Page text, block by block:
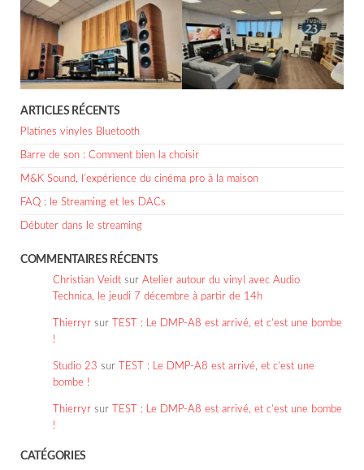
ARTICLES RÉCENTS
Platines vinyles Bluetooth
Barre de son : Comment bien la choisir
M&K Sound, l’expérience du cinéma pro à la maison
FAQ : le Streaming et les DACs
Débuter dans le streaming
COMMENTAIRES RÉCENTS
Christian Veidt sur Atelier autour du vinyl avec Audio
Technica, le jeudi 7 décembre à partir de 14h
Thierryr sur
TEST : Le DMP-A8 est arrivé, et c’est une bombe
!
Studio 23 sur
TEST : Le DMP-A8 est arrivé, et c’est une
bombe !
Thierryr sur
TEST : Le DMP-A8 est arrivé, et c’est une bombe
!
CATÉGORIES